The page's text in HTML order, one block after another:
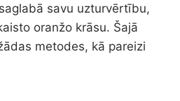
savu uzturvērtību,
oranžo krāsu. Šajā
metodes, kā pareizi